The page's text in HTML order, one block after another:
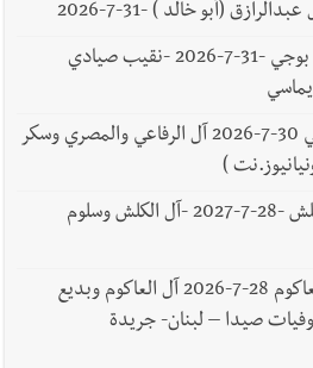
(أبو خالد ) -31-7-2026
وفاة الحاج مصطفى محمود بوجي -31-7-2026 -نقيب صيادي
وفاة الحاج نور الدين الرفاعي 30-7-2026 آل الرفاعي والمصري وسكر
)
وفاة الحاج حسن حسين الكلش -28-7-2027 -آل الكلش وسلوم
وفاة الحاجة غزالة محمد العاكوم 28-7-2026 آل العاكوم وبديع
صيدا – لبنان- جريدة